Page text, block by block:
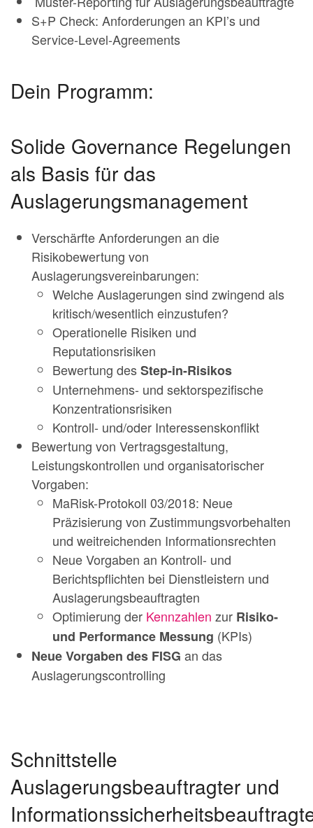
S+P Check: Anforderungen an KPI’s und
Service-Level-Agreements
Dein Programm:
Solide Governance Regelungen
als Basis für das
Auslagerungsmanagement
Verschärfte Anforderungen an die
Risikobewertung von
Auslagerungsvereinbarungen:
Welche Auslagerungen sind zwingend als
kritisch/wesentlich einzustufen?
Operationelle Risiken und
Reputationsrisiken
Bewertung desStep-in-Risikos
Unternehmens- und sektorspezifische
Konzentrationsrisiken
Kontroll- und/oder Interessenskonflikt
Bewertung von Vertragsgestaltung,
Leistungskontrollen und organisatorischer
Vorgaben:
MaRisk-Protokoll 03/2018: Neue
Präzisierung von Zustimmungsvorbehalten
und weitreichenden Informationsrechten
Neue Vorgaben an Kontroll- und
Berichtspflichten bei Dienstleistern und
Auslagerungsbeauftragten
Optimierung der Kennzahlen zur Risiko-
und Performance Messung (KPIs)
Neue Vorgaben des FISG an das
Auslagerungscontrolling
Schnittstelle
Auslagerungsbeauftragter und